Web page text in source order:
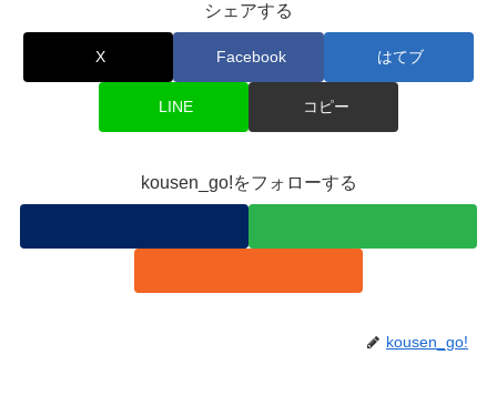
シェアする
X Facebook はてブ
LINE コピー
kousen_go!をフォローする
kousen_go!